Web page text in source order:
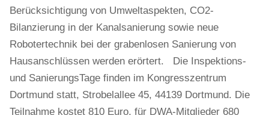
Berücksichtigung von Umweltaspekten, CO2-
Bilanzierung in der Kanalsanierung sowie neue
Robotertechnik bei der grabenlosen Sanierung von
Hausanschlüssen werden erörtert. Die Inspektions-
und SanierungsTage finden im Kongresszentrum
Dortmund statt, Strobelallee 45, 44139 Dortmund. Die
Teilnahme kostet 810 Euro, für DWA-Mitglieder 680